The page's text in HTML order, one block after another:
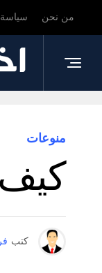
من نحن
منوعات
كيف
كتب